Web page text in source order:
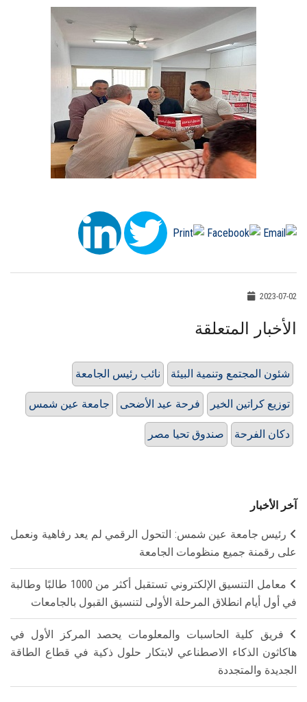
2023-07-02
الأخبار المتعلقة
نائب رئيس الجامعة شئون المجتمع وتنمية البيئة
جامعة عين شمس فرحة عيد الأضحى توزيع كراتين الخير
صندوق تحيا مصر دكان الفرحة
آخر الأخبار
رئيس جامعة عين شمس: التحول الرقمي لم يعد رفاهية ونعمل
على رقمنة جميع منظومات الجامعة
معامل التنسيق الإلكتروني تستقبل أكثر من 1000 طالبًا وطالبة
في أول أيام انطلاق المرحلة الأولى لتنسيق القبول بالجامعات
فريق كلية الحاسبات والمعلومات يحصد المركز الأول في
هاكاثون الذكاء الاصطناعي لابتكار حلول ذكية في قطاع الطاقة
الجديدة والمتجددة